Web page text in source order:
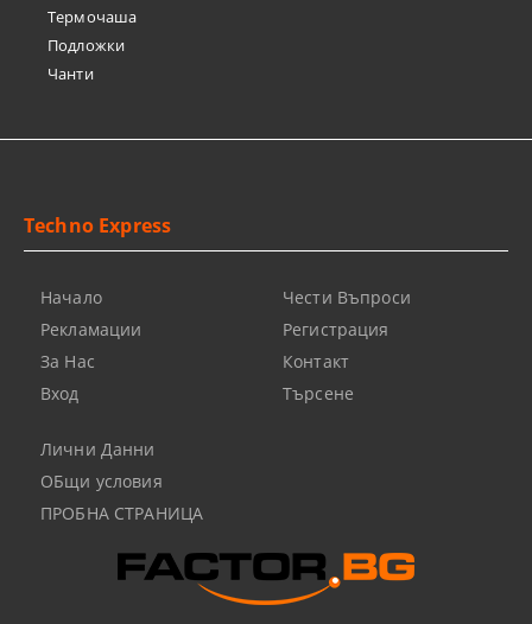
Термочашa
Подложки
Чанти
Techno Express
Начало
Рекламации
За Нас
Вход
Чести Въпроси
Регистрация
Контакт
Търсене
Лични Данни
ОБщи условия
ПРОБНА СТРАНИЦА